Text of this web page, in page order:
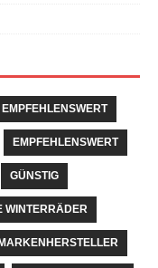
EMPFEHLENSWERT
GÜNSTIG
WINTERRÄDER